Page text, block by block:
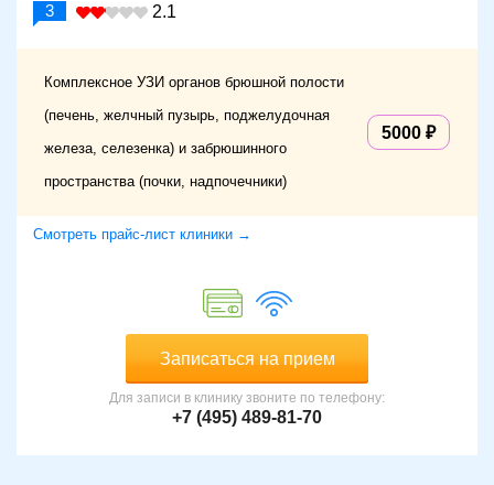
3 2.1
Комплексное УЗИ органов брюшной полости
(печень, желчный пузырь, поджелудочная
железа, селезенка) и забрюшинного
пространства (почки, надпочечники)
5000
Смотреть прайс-лист клиники →
Записаться на прием
Для записи в клинику звоните по телефону:
+7 (495) 489-81-70